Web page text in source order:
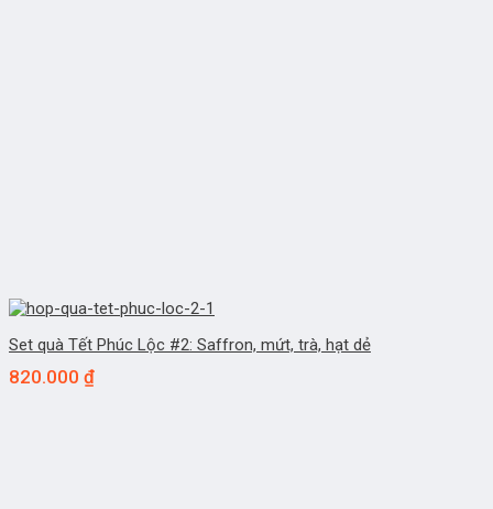
Set quà Tết Phúc Lộc #2: Saffron, mứt, trà, hạt dẻ
820.000 ₫